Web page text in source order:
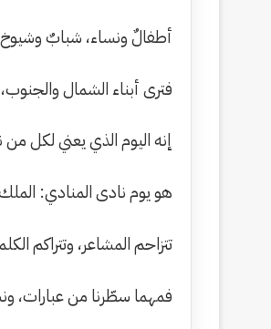
أطفالٌ ونساء، شبابٌ وشيوخ،
فترى أبناء الشمال
إنه اليوم الذي يعني لكل من
هو يوم نادى المنادي:
تتزاحم المشاعر، وتتراكم
فمهما سطّرنا من عبارات،